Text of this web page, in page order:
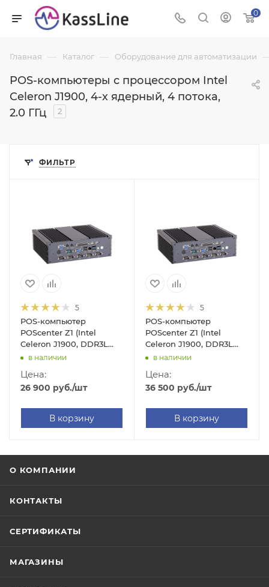
0
Главная — Каталог — Оборудование для автоматизации
POS-компьютеры с процессором Intel
Celeron J1900, 4-х ядерный, 4 потока,
2.0 ГГц
2
ФИЛЬТР
5
POS-компьютер
POScenter Z1 (Intel
Celeron J1900, DDR3L
4GB/SSD 60GB,
ОС)
в наличии
Цена:
26 900 руб./шт
В корзину
5
POS-компьютер
POScenter Z1 (Intel
Celeron J1900, DDR3L
4GB/SSD 128GB,
Windows 10 IoT Entry)
в наличии
Цена:
36 500 руб./шт
В корзину
О КОМПАНИИ
КОНТАКТЫ
СЕРТИФИКАТЫ
МАГАЗИНЫ